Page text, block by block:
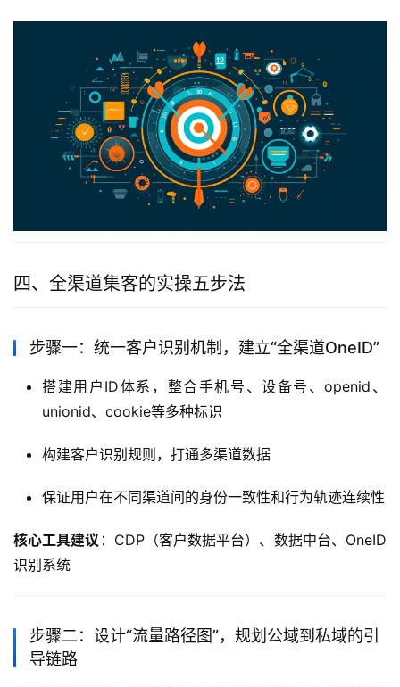
四、全渠道集客的实操五步法
步骤一：统一客户识别机制，建立“全渠道OneID”
搭建用户ID体系，整合手机号、设备号、openid、
unionid、cookie等多种标识
构建客户识别规则，打通多渠道数据
保证用户在不同渠道间的身份一致性和行为轨迹连续性
核心工具建议 ：CDP（客户数据平台）、数据中台、OneID
识别系统
步骤二：设计“流量路径图”，规划公域到私域的引
导链路